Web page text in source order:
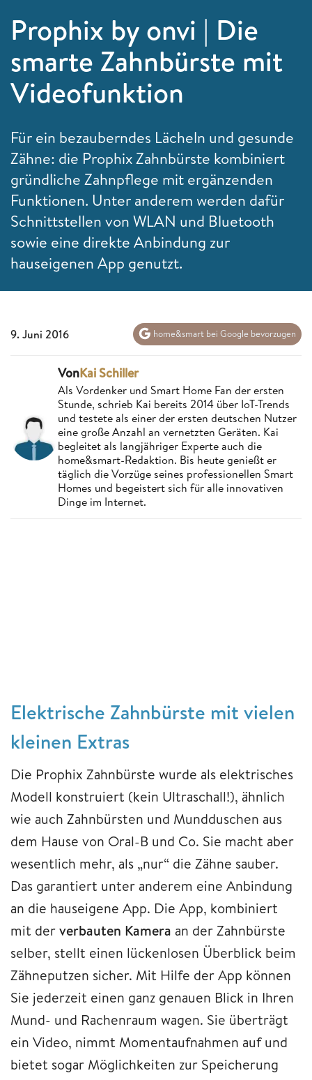
Prophix by onvi | Die
smarte Zahnbürste mit
Videofunktion
Für ein bezauberndes Lächeln und gesunde
Zähne: die Prophix Zahnbürste kombiniert
gründliche Zahnpflege mit ergänzenden
Funktionen. Unter anderem werden dafür
Schnittstellen von WLAN und Bluetooth
sowie eine direkte Anbindung zur
hauseigenen App genutzt.
9. Juni 2016 home&smart bei Google bevorzugen
VonKai Schiller
Als Vordenker und Smart Home Fan der ersten
Stunde, schrieb Kai bereits 2014 über IoT-Trends
und testete als einer der ersten deutschen Nutzer
eine große Anzahl an vernetzten Geräten. Kai
begleitet als langjähriger Experte auch die
home&smart-Redaktion. Bis heute genießt er
täglich die Vorzüge seines professionellen Smart
Homes und begeistert sich für alle innovativen
Dinge im Internet.
Elektrische Zahnbürste mit vielen
kleinen Extras
Die Prophix Zahnbürste wurde als elektrisches
Modell konstruiert (kein Ultraschall!), ähnlich
wie auch Zahnbürsten und Mundduschen aus
dem Hause von Oral-B und Co. Sie macht aber
wesentlich mehr, als „nur“ die Zähne sauber.
Das garantiert unter anderem eine Anbindung
an die hauseigene App. Die App, kombiniert
mit derverbauten Kamera an der Zahnbürste
selber, stellt einen lückenlosen Überblick beim
Zähneputzen sicher. Mit Hilfe der App können
Sie jederzeit einen ganz genauen Blick in Ihren
Mund- und Rachenraum wagen. Sie überträgt
ein Video, nimmt Momentaufnahmen auf und
bietet sogar Möglichkeiten zur Speicherung